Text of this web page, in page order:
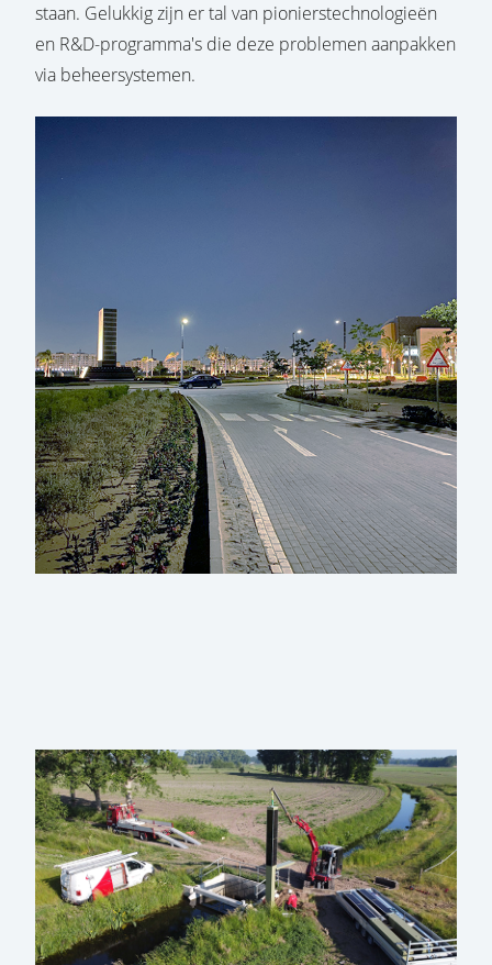
staan. Gelukkig zijn er tal van pionierstechnologieën
en R&D-programma's die deze problemen aanpakken
via beheersystemen.